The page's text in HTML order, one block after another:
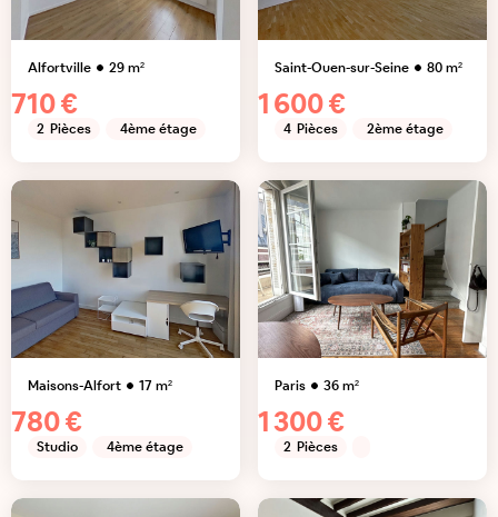
Alfortville 29m²
710 €
2 Pièces 4ème étage
Saint-Ouen-sur-Seine 80m²
1 600 €
4 Pièces 2ème étage
Maisons-Alfort 17m²
780 €
Studio 4ème étage
Paris 36m²
1 300 €
2 Pièces